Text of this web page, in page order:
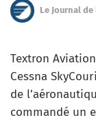
Le Journal
Textron
Cessna
de
commandé un